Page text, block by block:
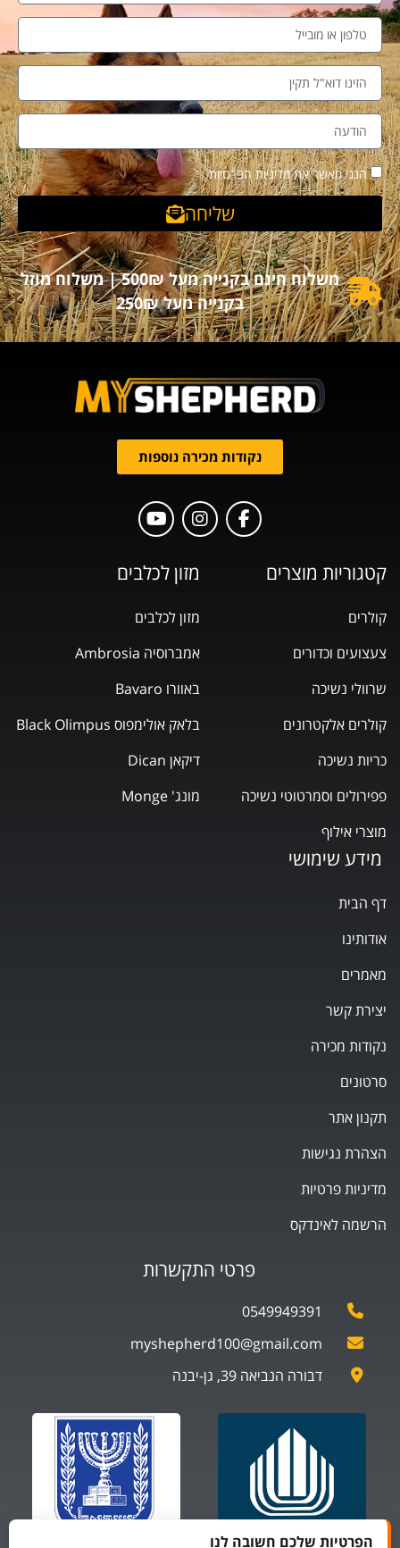
הנני מאשר את מדיניות הפרטיות
שליחה
משלוח חינם בקנייה מעל 500₪ | משלוח מוזל
בקנייה מעל 250₪
פרטי התקשרות
0549949391
myshepherd100@gmail.com
דבורה הנביאה 39, גן-יבנה
מידע שימושי
דף הבית
אודותינו
מאמרים
יצירת קשר
נקודות מכירה
סרטונים
תקנון אתר
הצהרת נגישות
מדיניות פרטיות
הרשמה לאינדקס
מזון לכלבים
מזון לכלבים
אמברוסיה Ambrosia
באוורו Bavaro
בלאק אולימפוס Black Olimpus
דיקאן Dican
מונג' Monge
קטגוריות מוצרים
קולרים
צעצועים וכדורים
שרוולי נשיכה
קולרים אלקטרונים
כריות נשיכה
פפירולים וסמרטוטי נשיכה
מוצרי אילוף
נקודות מכירה נוספות
הפרטיות שלכם חשובה לנו